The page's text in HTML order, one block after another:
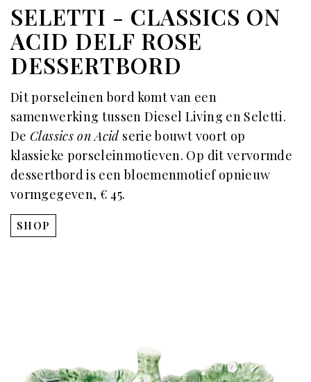
SELETTI - CLASSICS ON
ACID DELF ROSE
DESSERTBORD
Dit porseleinen bord komt van een
samenwerking tussen Diesel Living en Seletti.
De Classics on Acid serie bouwt voort op
klassieke porseleinmotieven. Op dit vervormde
dessertbord is een bloemenmotief opnieuw
vormgegeven, € 45.
SHOP